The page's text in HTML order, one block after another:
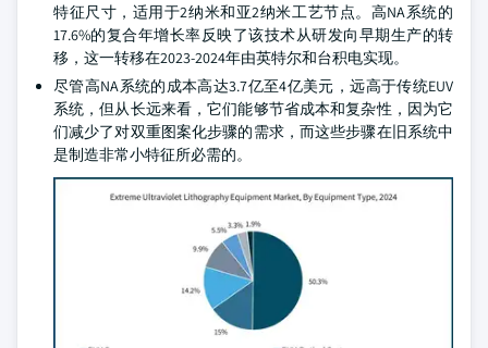
特征尺寸，适用于2纳米和亚2纳米工艺节点。高NA系统的
17.6%的复合年增长率反映了该技术从研发向早期生产的转
移，这一转移在2023-2024年由英特尔和台积电实现。
尽管高NA系统的成本高达3.7亿至4亿美元，远高于传统EUV
系统，但从长远来看，它们能够节省成本和复杂性，因为它
们减少了对双重图案化步骤的需求，而这些步骤在旧系统中
是制造非常小特征所必需的。